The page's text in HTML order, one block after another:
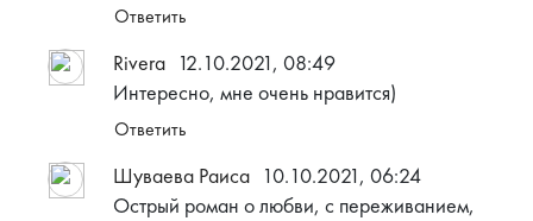
Ответить
Rivera 12.10.2021, 08:49
Интересно, мне очень нравится)
Ответить
Шуваева Раиса 10.10.2021, 06:24
Острый роман о любви, с переживанием,